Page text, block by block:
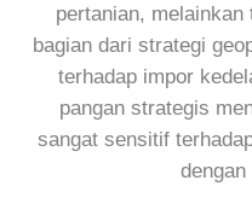
pertanian, melainkan
bagian dari strategi
terhadap impor
pangan strategis
sangat sensitif
dengan